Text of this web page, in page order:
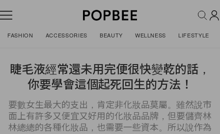
FASHION ACCESSORIES BEAUTY WELLNESS LIFESTYLE
睫毛液經常還未用完便很快變乾的話，
你要學會這個起死回生的方法！
要數女生最大的支出，肯定非化妝品莫屬。雖然說市
面上有許多又便宜又好用的化妝品品牌，但要儲齊林
林總總的各種化妝品，也需要一些資本。所以說作為